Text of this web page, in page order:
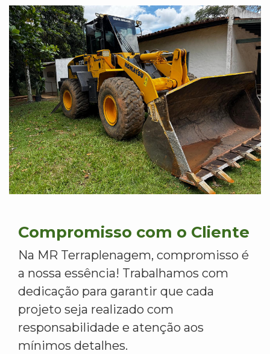
Compromisso com o Cliente
Na MR Terraplenagem, compromisso é
a nossa essência! Trabalhamos com
dedicação para garantir que cada
projeto seja realizado com
responsabilidade e atenção aos
mínimos detalhes.